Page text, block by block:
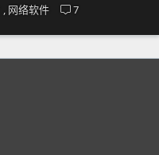
网络软件 7